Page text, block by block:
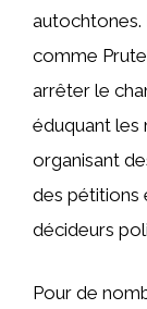
autochtones.
comme
arrêter le
éduquant les
organisant
des pétitions
décideurs
Pour de